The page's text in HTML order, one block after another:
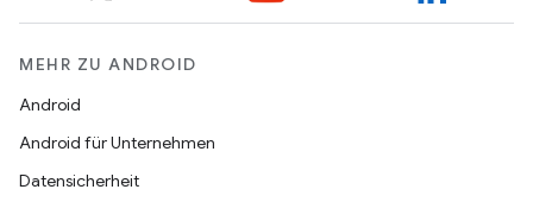
MEHR ZU ANDROID
Android
Android für Unternehmen
Datensicherheit